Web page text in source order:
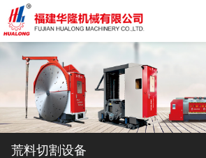
荒料切割设备